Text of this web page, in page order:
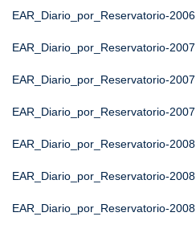
EAR_Diario_por_Reservatorio-2006
EAR_Diario_por_Reservatorio-2007
EAR_Diario_por_Reservatorio-2007
EAR_Diario_por_Reservatorio-2007
EAR_Diario_por_Reservatorio-2008
EAR_Diario_por_Reservatorio-2008
EAR_Diario_por_Reservatorio-2008